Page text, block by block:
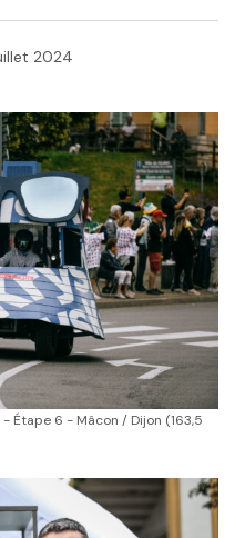
2024
6 - Mâcon / Dijon (163,5